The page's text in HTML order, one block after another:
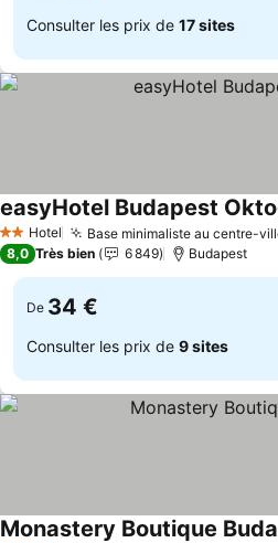
Consulter les prix de 17 sites
2 Étoiles
Hotel Base minimaliste au centre-
easyHotel Budapest
8,0 Très bien 6 849 Budapest
De 34 €
Consulter les prix de 9 sites
Monastery Boutique